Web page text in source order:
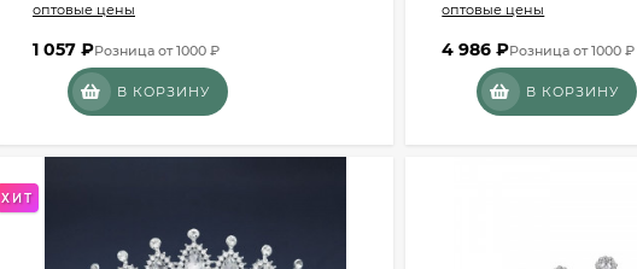
оптовые цены
1 057 ₽Розница от 1000 ₽
В КОРЗИНУ
оптовые цены
4 986₽Розница от 1000 ₽
В КОРЗИНУ
ХИТ